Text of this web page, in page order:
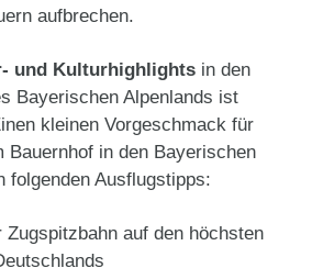
aufbrechen.
und Kulturhighlights in den
Bayerischen Alpenlands ist
kleinen Vorgeschmack für
Bauernhof in den Bayerischen
folgenden Ausflugstipps:
Zugspitzbahn auf den höchsten